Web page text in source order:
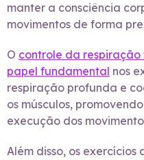
manter a consciência
movimentos de forma
O controle da respiração
papel fundamental nos
respiração profunda e
os músculos,
execução dos
Além disso, os exercícios